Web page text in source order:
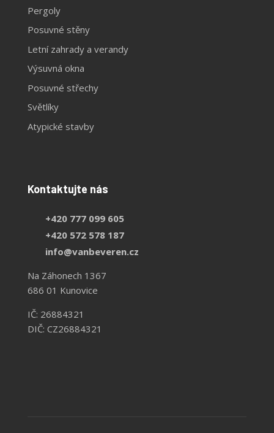
Pergoly
Posuvné stěny
Letní zahrady a verandy
Výsuvná okna
Posuvné střechy
Světlíky
Atypické stavby
Kontaktujte nás
+420 777 099 605
+420 572 578 187
info@vanbeveren.cz
Na Záhonech 1367
686 01 Kunovice
IČ: 26884321
DIČ: CZ26884321